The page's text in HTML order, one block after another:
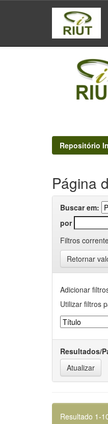
navigation
Repositório
Página
Buscar em:
por
Filtros
Retornar
Adicionar
Utilizar filtros
Resultados/
Resultado 1-